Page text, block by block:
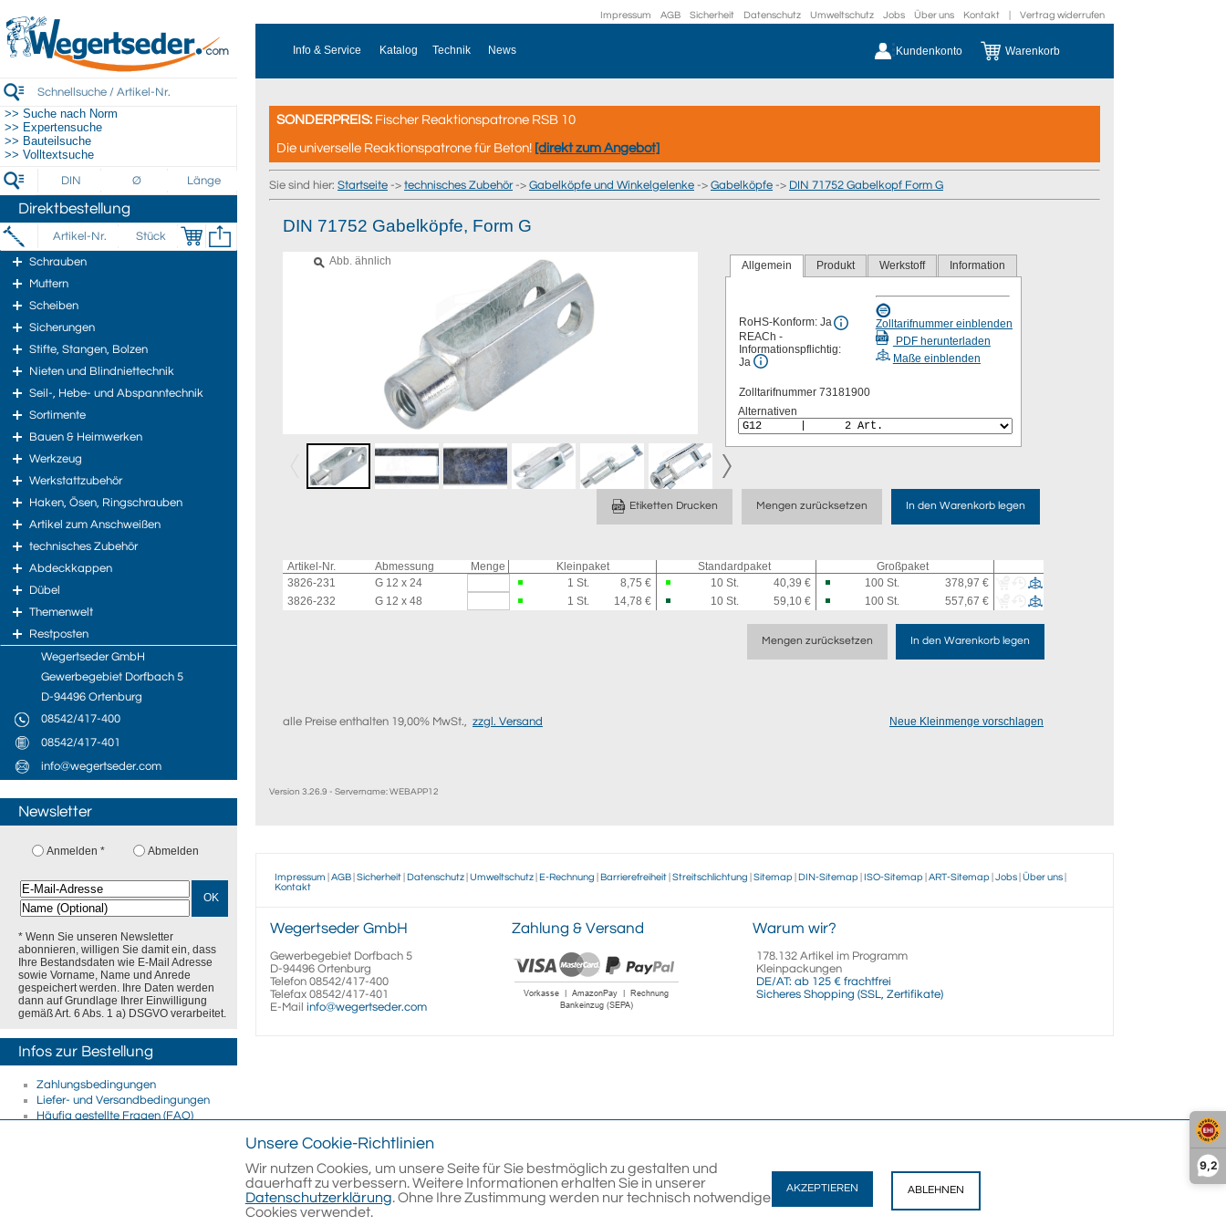
9,2
>> Suche nach Norm
>> Expertensuche
>> Bauteilsuche
>> Volltextsuche
Direktbestellung
Schrauben
Muttern
Scheiben
Sicherungen
Stifte, Stangen, Bolzen
Nieten und Blindniettechnik
Seil-, Hebe- und Abspanntechnik
Sortimente
Bauen & Heimwerken
Werkzeug
Werkstattzubehör
Haken, Ösen, Ringschrauben
Artikel zum Anschweißen
technisches Zubehör
Abdeckkappen
Dübel
Themenwelt
Restposten
Wegertseder GmbH
Gewerbegebiet Dorfbach 5
D-94496 Ortenburg
08542/417-400
08542/417-401
info@wegertseder.com
Newsletter
Anmelden * Abmelden
OK
* Wenn Sie unseren Newsletter
abonnieren, willigen Sie damit ein, dass
Ihre Bestandsdaten wie E-Mail Adresse
sowie Vorname, Name und Anrede
gespeichert werden. Ihre Daten werden
dann auf Grundlage Ihrer Einwilligung
gemäß Art. 6 Abs. 1 a) DSGVO verarbeitet.
Infos zur Bestellung
Zahlungsbedingungen
Liefer- und Versandbedingungen
Häufig gestellte Fragen (FAQ)
Impressum AGB Sicherheit Datenschutz Umweltschutz Jobs Über uns Kontakt Vertrag widerrufen
Info & Service Katalog Technik News Kundenkonto Warenkorb
SONDERPREIS: Fischer Reaktionspatrone RSB 10
Die universelle Reaktionspatrone für Beton! [direkt zum Angebot]
Sie sind hier: Startseite -> technisches Zubehör-> Gabelköpfe und Winkelgelenke -> Gabelköpfe -> DIN 71752 Gabelkopf Form G
DIN 71752 Gabelköpfe, Form G
Abb. ähnlich Allgemein Produkt Werkstoff Information
RoHS-Konform: Ja
REACh -
Informationspflichtig:
Ja
Zolltarifnummer 73181900
Zolltarifnummer einblenden
PDF herunterladen
Maße einblenden
Alternativen
Etiketten Drucken Mengen zurücksetzen In den Warenkorb legen
Artikel-Nr. Abmessung Menge Kleinpaket Standardpaket
Großpaket
3826-231
G 12 x 24 1 St. 8,75 € 10 St. 40,39 € 100 St.
378,97 €
3826-232
G 12 x 48 1 St. 14,78 € 10 St. 59,10 € 100 St. 557,67 €
Mengen zurücksetzen In den Warenkorb legen
alle Preise enthalten 19,00% MwSt., zzgl. Versand Neue Kleinmenge vorschlagen
Version 3.26.9 - Servername: WEBAPP12
Impressum AGB Sicherheit Datenschutz Umweltschutz E-Rechnung Barrierefreiheit Streitschlichtung Sitemap DIN-Sitemap ISO-Sitemap ART-Sitemap Jobs Über uns
Kontakt
Wegertseder GmbH
Gewerbegebiet Dorfbach 5
D-94496 Ortenburg
Telefon 08542/417-400
Telefax 08542/417-401
E-Mail info@wegertseder.com
Zahlung & Versand Warum wir?
178.132 Artikel im Programm
Kleinpackungen
DE/AT: ab 125 € frachtfrei
Sicheres Shopping (SSL, Zertifikate)
Unsere Cookie-Richtlinien
Wir nutzen Cookies, um unsere Seite für Sie bestmöglich zu gestalten und
dauerhaft zu verbessern. Weitere Informationen erhalten Sie in unserer
Datenschutzerklärung. Ohne Ihre Zustimmung werden nur technisch notwendige
Cookies verwendet.
AKZEPTIEREN ABLEHNEN